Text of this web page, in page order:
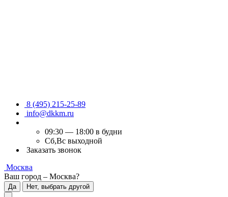
8 (495) 215-25-89
info@dkkm.ru
09:30 — 18:00 в будни
Сб,Вс выходной
Заказать звонок
Москва
Ваш город – Москва?
Да Нет, выбрать другой